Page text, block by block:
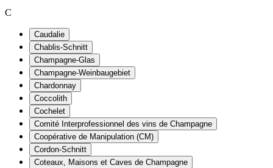
C
Caudalie
Chablis-Schnitt
Champagne-Glas
Champagne-Weinbaugebiet
Chardonnay
Coccolith
Cochelet
Comité Interprofessionnel des vins de Champagne
Coopérative de Manipulation (CM)
Cordon-Schnitt
Coteaux, Maisons et Caves de Champagne